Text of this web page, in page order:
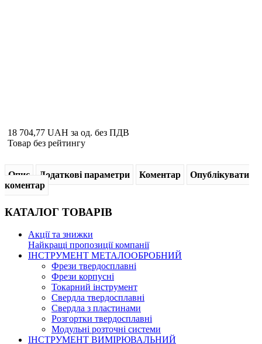
18 704,77 UAH за од. без ПДВ
Товар без рейтингу
Опис Додаткові параметри Коментар
Опублікувати
коментар
КАТАЛОГ ТОВАРІВ
Акції та знижки
Найкращі пропозиції компанії
ІНСТРУМЕНТ МЕТАЛООБРОБНИЙ
Фрези твердосплавні
Фрези корпусні
Токарний інструмент
Свердла твердосплавні
Свердла з пластинами
Розгортки твердосплавні
Модульні розточні системи
ІНСТРУМЕНТ ВИМІРЮВАЛЬНИЙ